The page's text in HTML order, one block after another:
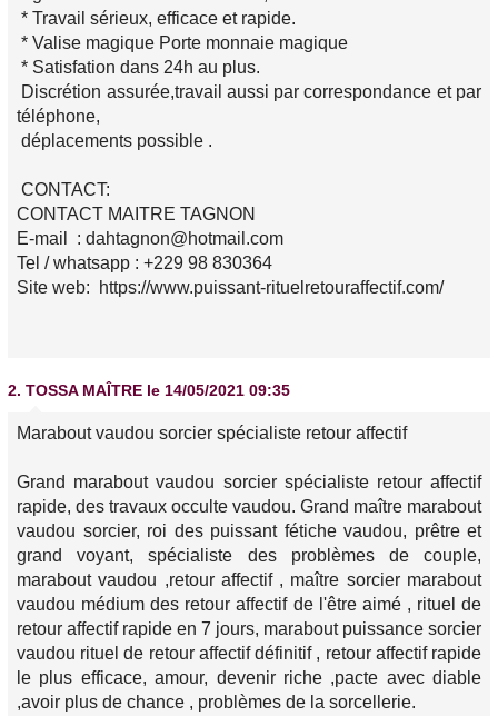
* Travail sérieux, efficace et rapide.
* Valise magique Porte monnaie magique
* Satisfation dans 24h au plus.
Discrétion assurée,travail aussi par correspondance et par
téléphone,
déplacements possible .
CONTACT:
CONTACT MAITRE TAGNON
E-mail : dahtagnon@hotmail.com
Tel / whatsapp : +229 98 830364
Site web: https://www.puissant-rituelretouraffectif.com/
2. TOSSA MAÎTRE le 14/05/2021 09:35
Marabout vaudou sorcier spécialiste retour affectif
Grand marabout vaudou sorcier spécialiste retour affectif
rapide, des travaux occulte vaudou. Grand maître marabout
vaudou sorcier, roi des puissant fétiche vaudou, prêtre et
grand voyant, spécialiste des problèmes de couple,
marabout vaudou ,retour affectif , maître sorcier marabout
vaudou médium des retour affectif de l'être aimé , rituel de
retour affectif rapide en 7 jours, marabout puissance sorcier
vaudou rituel de retour affectif définitif , retour affectif rapide
le plus efficace, amour, devenir riche ,pacte avec diable
,avoir plus de chance , problèmes de la sorcellerie.